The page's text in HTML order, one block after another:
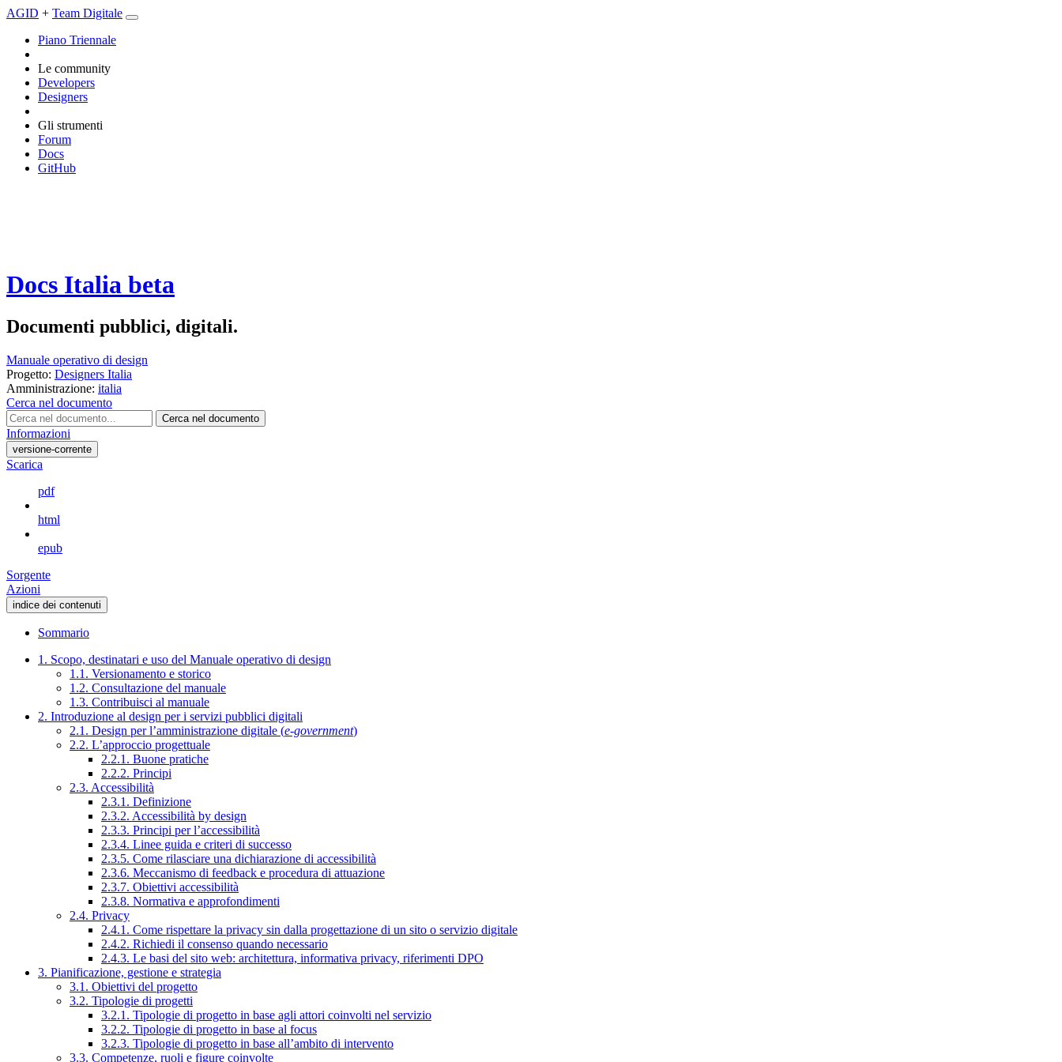
AGID + Team Digitale
Piano Triennale
Le community
Developers
Designers
Gli strumenti
Forum
Docs
GitHub
Docs Italia beta
Documenti pubblici, digitali.
Manuale operativo di design
Progetto: Designers Italia
Amministrazione: italia
Cerca nel documento
Cerca nel documento
Informazioni
versione-corrente
Scarica
pdf
html
epub
Sorgente
Azioni
indice dei contenuti
Sommario
1. Scopo, destinatari e uso del Manuale operativo di design
1.1. Versionamento e storico
1.2. Consultazione del manuale
1.3. Contribuisci al manuale
2. Introduzione al design per i servizi pubblici digitali
2.1. Design per l’amministrazione digitale (e-government)
2.2. L’approccio progettuale
2.2.1. Buone pratiche
2.2.2. Principi
2.3. Accessibilità
2.3.1. Definizione
2.3.2. Accessibilità by design
2.3.3. Principi per l’accessibilità
2.3.4. Linee guida e criteri di successo
2.3.5. Come rilasciare una dichiarazione di accessibilità
2.3.6. Meccanismo di feedback e procedura di attuazione
2.3.7. Obiettivi accessibilità
2.3.8. Normativa e approfondimenti
2.4. Privacy
2.4.1. Come rispettare la privacy sin dalla progettazione di un sito o servizio digitale
2.4.2. Richiedi il consenso quando necessario
2.4.3. Le basi del sito web: architettura, informativa privacy, riferimenti DPO
3. Pianificazione, gestione e strategia
3.1. Obiettivi del progetto
3.2. Tipologie di progetti
3.2.1. Tipologie di progetto in base agli attori coinvolti nel servizio
3.2.2. Tipologie di progetto in base al focus
3.2.3. Tipologie di progetto in base all’ambito di intervento
3.3. Competenze, ruoli e figure coinvolte